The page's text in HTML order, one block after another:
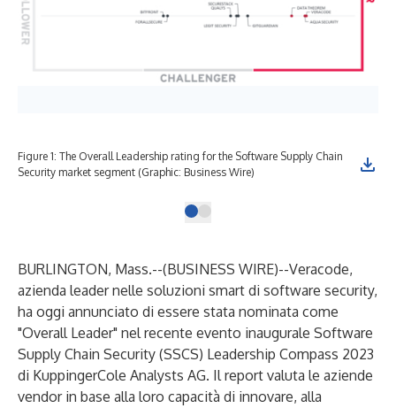
Figure 1: The Overall Leadership rating for the Software Supply Chain
Security market segment (Graphic: Business Wire)
BURLINGTON, Mass.--(BUSINESS WIRE)--Veracode,
azienda leader nelle soluzioni smart di software security,
ha oggi annunciato di essere stata nominata come
"Overall Leader" nel recente evento inaugurale Software
Supply Chain Security (SSCS) Leadership Compass 2023
di KuppingerCole Analysts AG. Il report valuta le aziende
vendor in base alla loro capacità di innovare, alla